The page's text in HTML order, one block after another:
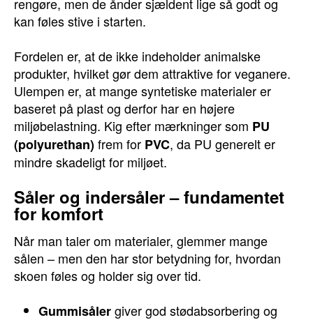
kan føles stive i starten.
Fordelen er, at de ikke indeholder animalske
produkter, hvilket gør dem attraktive for veganere.
Ulempen er, at mange syntetiske materialer er
baseret på plast og derfor har en højere
miljøbelastning. Kig efter mærkninger som PU
(polyurethan)frem for PVC, da PU generelt er
mindre skadeligt for miljøet.
Såler og indersåler – fundamentet
for komfort
Når man taler om materialer, glemmer mange
sålen – men den har stor betydning for, hvordan
skoen føles og holder sig over tid.
Gummisålergiver god stødabsorbering og